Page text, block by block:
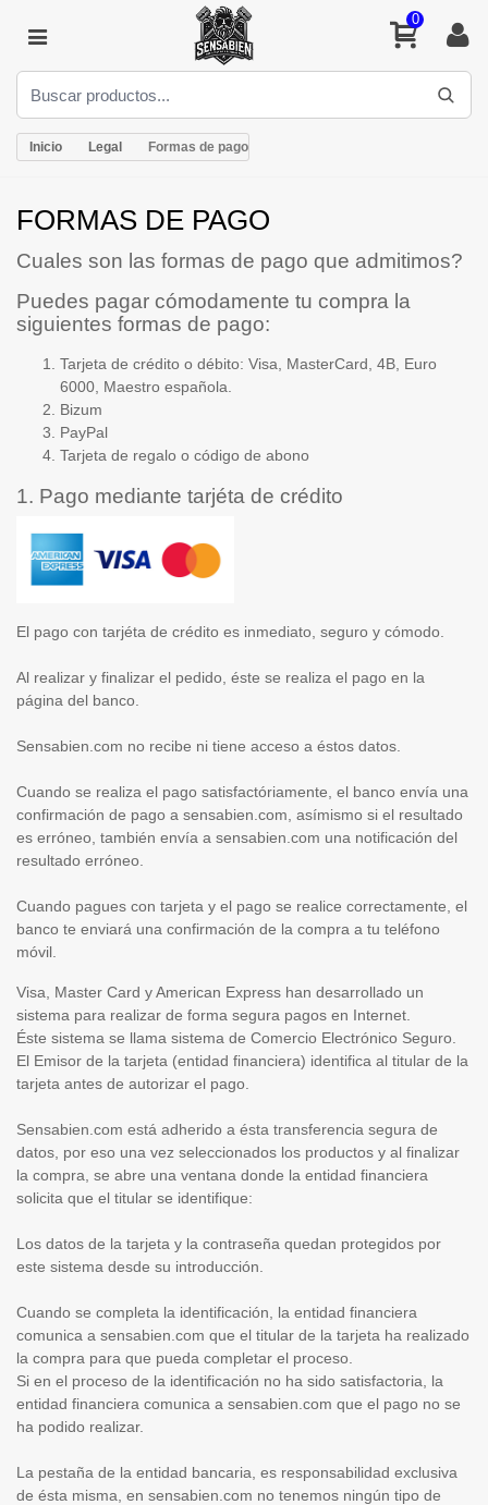
0
Inicio Legal Formas de pago
FORMAS DE PAGO
Cuales son las formas de pago que admitimos?
Puedes pagar cómodamente tu compra la
siguientes formas de pago:
Tarjeta de crédito o débito: Visa, MasterCard, 4B, Euro
6000, Maestro española.
Bizum
PayPal
Tarjeta de regalo o código de abono
1. Pago mediante tarjéta de crédito
El pago con tarjéta de crédito es inmediato, seguro y cómodo.
Al realizar y finalizar el pedido, éste se realiza el pago en la
página del banco.
Sensabien.com no recibe ni tiene acceso a éstos datos.
Cuando se realiza el pago satisfactóriamente, el banco envía una
confirmación de pago a sensabien.com, asímismo si el resultado
es erróneo, también envía a sensabien.com una notificación del
resultado erróneo.
Cuando pagues con tarjeta y el pago se realice correctamente, el
banco te enviará una confirmación de la compra a tu teléfono
móvil.
Visa, Master Card y American Express han desarrollado un
sistema para realizar de forma segura pagos en Internet.
Éste sistema se llama sistema de Comercio Electrónico Seguro.
El Emisor de la tarjeta (entidad financiera) identifica al titular de la
tarjeta antes de autorizar el pago.
Sensabien.com está adherido a ésta transferencia segura de
datos, por eso una vez seleccionados los productos y al finalizar
la compra, se abre una ventana donde la entidad financiera
solicita que el titular se identifique:
Los datos de la tarjeta y la contraseña quedan protegidos por
este sistema desde su introducción.
Cuando se completa la identificación, la entidad financiera
comunica a sensabien.com que el titular de la tarjeta ha realizado
la compra para que pueda completar el proceso.
Si en el proceso de la identificación no ha sido satisfactoria, la
entidad financiera comunica a sensabien.com que el pago no se
ha podido realizar.
La pestaña de la entidad bancaria, es responsabilidad exclusiva
de ésta misma, en sensabien.com no tenemos ningún tipo de